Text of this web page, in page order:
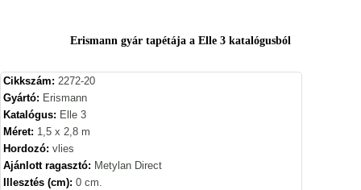
Erismann gyár tapétája a Elle 3 katalógusból
Cikkszám: 2272-20
Gyártó: Erismann
Katalógus: Elle 3
Méret: 1,5 x 2,8 m
Hordozó: vlies
Ajánlott ragasztó: Metylan Direct
Illesztés (cm): 0 cm.